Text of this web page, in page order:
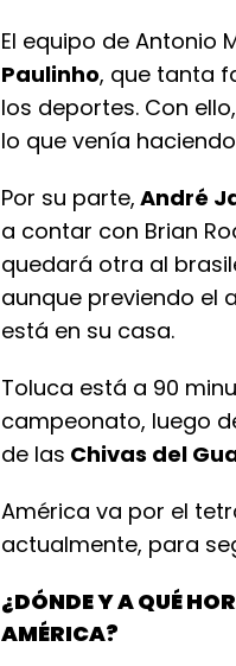
El equipo de Antonio
Paulinho, que tanta
los deportes. Con
lo que venía
Por su parte, André
a contar con Brian
quedará otra al
aunque previendo el
está en su casa.
Toluca está a 90
campeonato, luego
de las Chivas del
América va por el
actualmente, para
¿DÓNDE Y A QUÉ
AMÉRICA?